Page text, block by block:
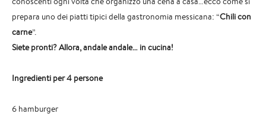
prepara uno dei piatti tipici della gastronomia messicana: “Chili con
carne”.
Siete pronti? Allora, andale andale… in cucina!
Ingredienti per 4 persone
6 hamburger